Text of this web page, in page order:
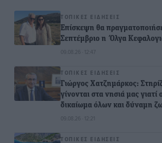
ΤΟΠΙΚΈΣ ΕΙΔΉΣΕΙΣ
Επίσκεψη θα
Σεπτέμβριο η Όλγα
09.08.26 · 12:47
ΤΟΠΙΚΈΣ ΕΙΔΉΣΕΙΣ
Γιώργος Χατζημάρκος:
γίνονται στα νησιά μας γιατί
δικαίωμα όλων και δύναμη
09.08.26 · 12:21
ΤΟΠΙΚΈΣ ΕΙΔΉΣΕΙΣ